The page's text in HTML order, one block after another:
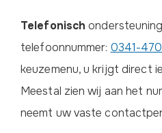
Telefonisch
telefoonnummer: 0341-
keuzemenu, u krijgt direct
Meestal zien wij aan het
neemt uw vaste